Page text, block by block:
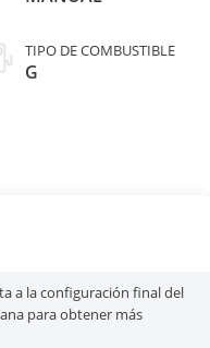
TIPO DE COMBUSTIBLE
G
a la configuración final del
para obtener más